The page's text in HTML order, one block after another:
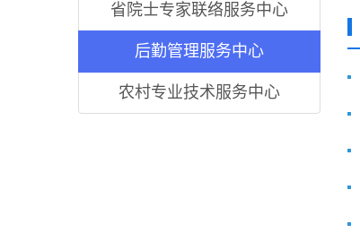
省院士专家联络服务中心
后勤管理服务中心
农村专业技术服务中心